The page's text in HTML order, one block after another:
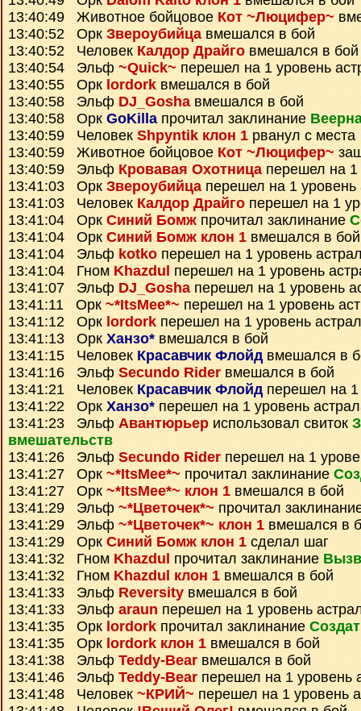
13:40:49 Животное бойцовое Кот ~Люцифер~
13:40:52 Орк Звероубийцавмешался в бой
13:40:52 Человек Калдор Драйго вмешался в бой
13:40:54 Эльф ~Quick~ перешел на 1 уровень
13:40:55 Орк lordork вмешался в бой
13:40:58 Эльф DJ_Goshaвмешался в бой
13:40:58 Орк GoKillaпрочитал заклинание
13:40:59 Человек Shpyntik клон 1 рванул с места
13:40:59 Животное бойцовое Кот ~Люцифер~
13:40:59 Эльф Кровавая Охотницаперешел на 1
13:41:03 Орк Звероубийцаперешел на 1 уровень
13:41:03 Человек Калдор Драйго перешел на 1
13:41:04 Орк Синий Бомж прочитал заклинание
13:41:04 Орк Синий Бомж клон 1 вмешался в бой
13:41:04 Эльф kotko перешел на 1 уровень
13:41:04 Гном Khazdul перешел на 1 уровень
13:41:07 Эльф DJ_Goshaперешел на 1 уровень
13:41:11 Орк ~*ItsMee*~ перешел на 1 уровень
13:41:12 Орк lordork перешел на 1 уровень
13:41:13 Орк Ханзо* вмешался в бой
13:41:15 Человек Красавчик Флойдвмешался в
13:41:16 Эльф Secundo Rider вмешался в бой
13:41:21 Человек Красавчик Флойдперешел на 1
13:41:22 Орк Ханзо* перешел на 1 уровень
13:41:23 Эльф Авантюрьер использовал свиток
вмешательств
13:41:26 Эльф Secundo Rider перешел на 1
13:41:27 Орк ~*ItsMee*~ прочитал заклинание
13:41:27 Орк ~*ItsMee*~ клон 1 вмешался в бой
13:41:29 Эльф ~*Цветочек*~ прочитал
13:41:29 Эльф ~*Цветочек*~ клон 1 вмешался в
13:41:29 Орк Синий Бомж клон 1 сделал шаг
13:41:32 Гном Khazdul прочитал заклинание
13:41:32 Гном Khazdul клон 1 вмешался в бой
13:41:33 Эльф Reversity вмешался в бой
13:41:33 Эльф araun перешел на 1 уровень
13:41:35 Орк lordork прочитал заклинание
13:41:35 Орк lordork клон 1 вмешался в бой
13:41:38 Эльф Teddy-Bear вмешался в бой
13:41:46 Эльф Teddy-Bear перешел на 1 уровень
13:41:48 Человек ~КРИЙ~ перешел на 1 уровень